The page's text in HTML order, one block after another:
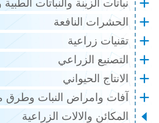
نباتات الزينة والنباتات
الحشرات النافعة
تقنيات زراعية
التصنيع الزراعي
الانتاج الحيواني
آفات وامراض النبات وطرق
المكائن والالات الزراعية